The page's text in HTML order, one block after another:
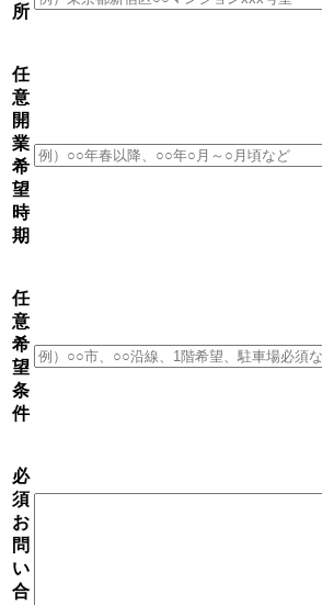
所
任
意
開
業
希
望
時
期
任
意
希
望
条
件
必
須
お
問
い
合